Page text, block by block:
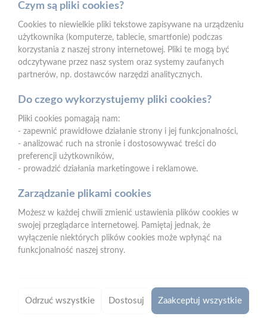
zorganizowała akcję pod
hasłem „Bezpieczna
droga do szkoły”
Zamość
do szkoły" z PSB
Mrówką Opole
Czym są pliki cookies?
Cookies to niewielkie pliki tekstowe zapisywane na urządzeniu
użytkownika (komputerze, tablecie, smartfonie) podczas
korzystania z naszej strony internetowej. Pliki te mogą być
odczytywane przez nasz system oraz systemy zaufanych
partnerów, np. dostawców narzędzi analitycznych.
Do czego wykorzystujemy pliki cookies?
Pliki cookies pomagają nam:
- zapewnić prawidłowe działanie strony i jej funkcjonalności,
- analizować ruch na stronie i dostosowywać treści do
preferencji użytkowników,
- prowadzić działania marketingowe i reklamowe.
Zarządzanie plikami cookies
Możesz w każdej chwili zmienić ustawienia plików cookies w
swojej przeglądarce internetowej. Pamiętaj jednak, że
wyłączenie niektórych plików cookies może wpłynąć na
funkcjonalność naszej strony.
Odrzuć wszystkie Dostosuj Zaakceptuj wszystkie